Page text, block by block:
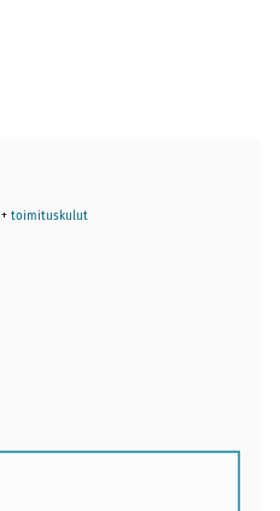
+toimituskulut